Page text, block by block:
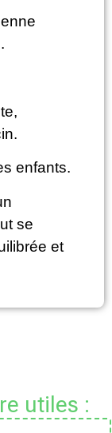
enfants.
se
et
utiles :